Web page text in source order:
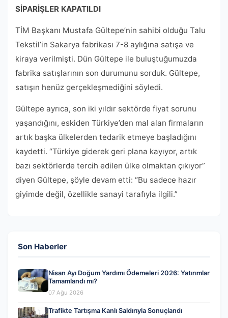
SİPARİŞLER KAPATILDI
TİM Başkanı Mustafa Gültepe’nin sahibi olduğu Talu
Tekstil’in Sakarya fabrikası 7-8 aylığına satışa ve
kiraya verilmişti. Dün Gültepe ile buluştuğumuzda
fabrika satışlarının son durumunu sorduk. Gültepe,
satışın henüz gerçekleşmediğini söyledi.
Gültepe ayrıca, son iki yıldır sektörde fiyat sorunu
yaşandığını, eskiden Türkiye’den mal alan firmaların
artık başka ülkelerden tedarik etmeye başladığını
kaydetti. “Türkiye giderek geri plana kayıyor, artık
bazı sektörlerde tercih edilen ülke olmaktan çıkıyor”
diyen Gültepe, şöyle devam etti: “Bu sadece hazır
giyimde değil, özellikle sanayi tarafıyla ilgili.”
Son Haberler
Nisan Ayı Doğum Yardımı Ödemeleri 2026: Yatırımlar
Tamamlandı mı?
07 Ağu 2026
Trafikte Tartışma Kanlı Saldırıyla Sonuçlandı